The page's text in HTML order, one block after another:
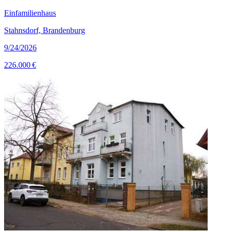
Einfamilienhaus
Stahnsdorf, Brandenburg
9/24/2026
226.000 €